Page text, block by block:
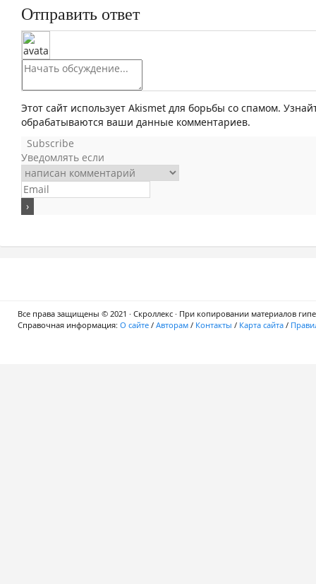
Отправить ответ
Этот сайт использует Akismet для борьбы со спамом.
обрабатываются ваши данные комментариев.
Subscribe
Уведомлять если
Все права защищены © 2021 · Скроллекс · При копировании материалов
Справочная информация: О сайте / Авторам / Контакты / Карта сайта /